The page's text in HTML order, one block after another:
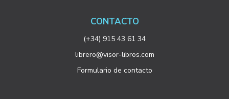
CONTACTO
(+34) 915 43 61 34
librero@visor-libros.com
Formulario de contacto